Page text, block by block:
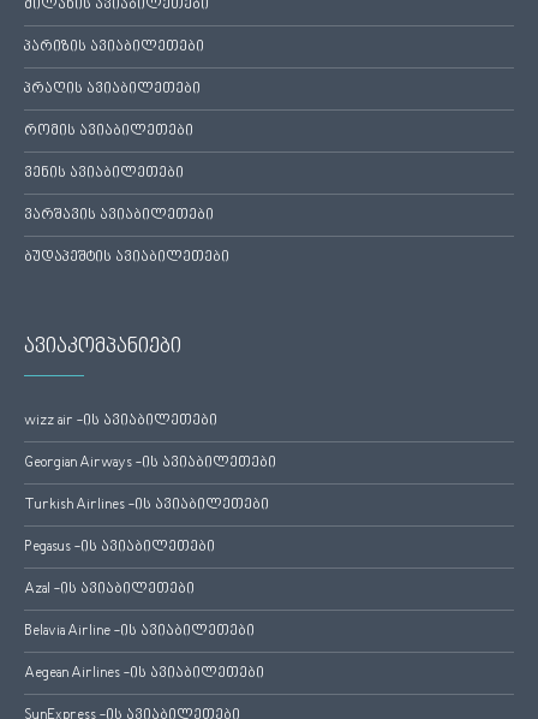
მილანის ავიაბილეთები
პარიზის ავიაბილეთები
პრაღის ავიაბილეთები
რომის ავიაბილეთები
ვენის ავიაბილეთები
ვარშავის ავიაბილეთები
ბუდაპეშტის ავიაბილეთები
ავიაკომპანიები
wizz air -ის ავიაბილეთები
Georgian Airways -ის ავიაბილეთები
Turkish Airlines -ის ავიაბილეთები
Pegasus -ის ავიაბილეთები
Azal -ის ავიაბილეთები
Belavia Airline -ის ავიაბილეთები
Aegean Airlines -ის ავიაბილეთები